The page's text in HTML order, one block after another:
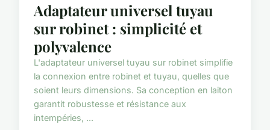
Adaptateur universel tuyau
sur robinet : simplicité et
polyvalence
L'adaptateur universel tuyau sur robinet simplifie
la connexion entre robinet et tuyau, quelles que
soient leurs dimensions. Sa conception en laiton
garantit robustesse et résistance aux
intempéries, ...